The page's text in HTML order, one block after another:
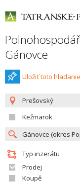
Gánovce
Uložiť toto hladanie
Prešovský
Kežmarok
Typ inzerátu
Prodej
Koupě